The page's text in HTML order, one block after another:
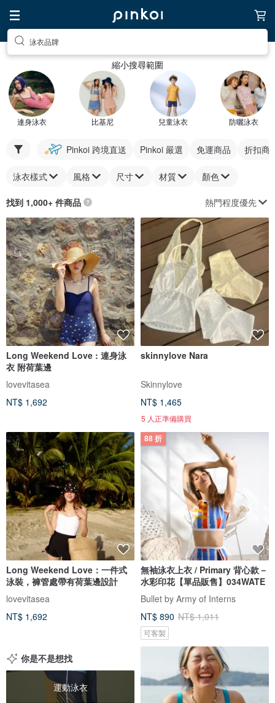
泳衣品牌
縮小搜尋範圍
連身泳衣 比基尼 兒童泳衣 防曬泳衣
Pinkoi 跨境直送 Pinkoi 嚴選 免運商品 折扣商
泳衣樣式 風格 尺寸 材質 顏色
找到 1,000+ 件商品 熱門程度優先
Long Weekend Love : 連身泳
衣 附荷葉邊
lovevitasea
NT$ 1,692
skinnylove Nara
Skinnylove
NT$ 1,465
5 人正準備購買
Long Weekend Love：一件式
泳裝，褲管處帶有荷葉邊設計
lovevitasea
NT$ 1,692
88 折
無袖泳衣上衣 / Primary 背心款－
水彩印花【單品販售】034WATE
Bullet by Army of Interns
NT$ 890 NT$ 1,011
可客製
你是不是想找
運動泳衣